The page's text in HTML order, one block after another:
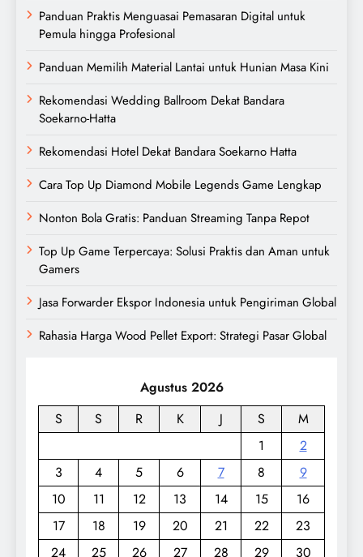
Panduan Praktis Menguasai Pemasaran Digital untuk
Pemula hingga Profesional
Panduan Memilih Material Lantai untuk Hunian Masa Kini
Rekomendasi Wedding Ballroom Dekat Bandara
Soekarno-Hatta
Rekomendasi Hotel Dekat Bandara Soekarno Hatta
Cara Top Up Diamond Mobile Legends Game Lengkap
Nonton Bola Gratis: Panduan Streaming Tanpa Repot
Top Up Game Terpercaya: Solusi Praktis dan Aman untuk
Gamers
Jasa Forwarder Ekspor Indonesia untuk Pengiriman Global
Rahasia Harga Wood Pellet Export: Strategi Pasar Global
Agustus 2026
S
S R K J S
M
1
2
3
4 5 6 7 8
9
10
11 12 13 14 15
16
17
18 19 20 21 22
23
24
25 26 27 28 29
30